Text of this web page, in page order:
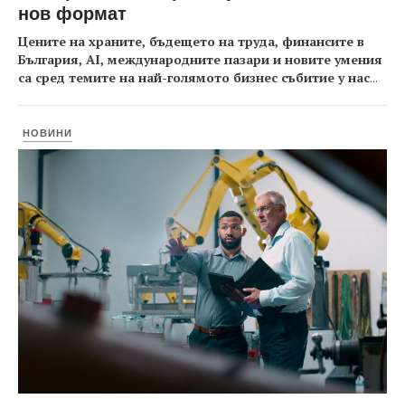
нов формат
Цените на храните, бъдещето на труда, финансите в
България, AI, международните пазари и новите умения
са сред темите на най-голямото бизнес събитие у нас...
НОВИНИ